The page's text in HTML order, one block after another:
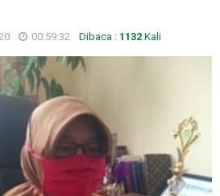
00:59:32 Dibaca : 1132 Kali